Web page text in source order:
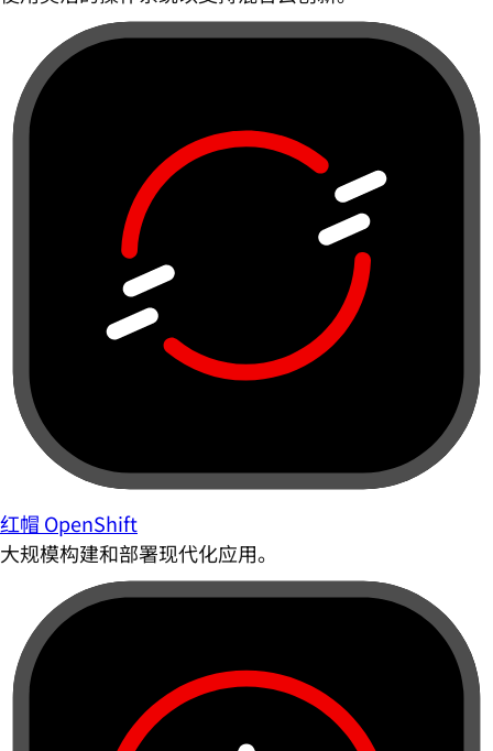
红帽 OpenShift
大规模构建和部署现代化应用。